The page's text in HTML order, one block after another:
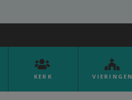
KERK VIERINGEN